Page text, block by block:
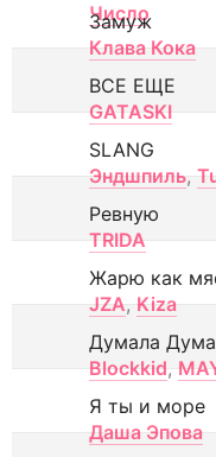
Число
Замуж
Клава Кока
ВСЕ ЕЩЕ
GATASKI
SLANG
Эндшпиль,
Ревную
TRIDA
Жарю как
JZA, Kiza
Думала
Blockkid,
Я ты и море
Даша Эпова